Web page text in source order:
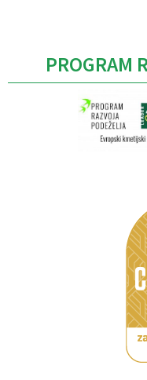
PROGRAM